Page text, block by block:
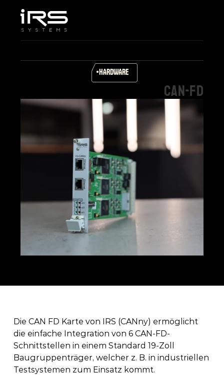
Home
Leistungen & Lösungen
Select Language
HARDWARE
CAN-FD
Die CAN FD Karte von IRS (CANny) ermöglicht
die einfache Integration von 6 CAN-FD-
Schnittstellen in einem Standard 19-Zoll
Baugruppenträger, welcher z. B. in industriellen
Testsystemen zum Einsatz kommt.